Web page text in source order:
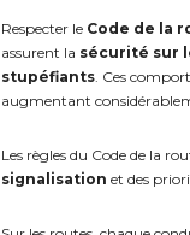
Respecter le Code de la
assurent la sécurité sur
stupéfiants . Ces
augmentant
Les règles du Code de la
signalisation et des